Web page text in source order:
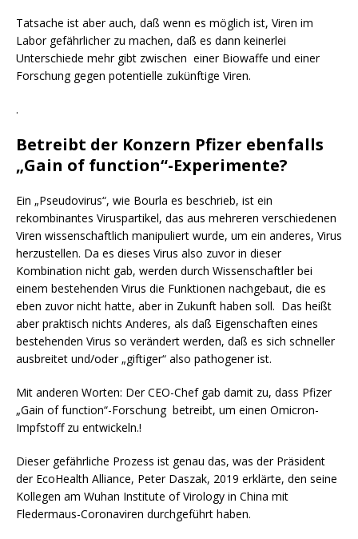
Tatsache ist aber auch, daß wenn es möglich ist, Viren im
Labor gefährlicher zu machen, daß es dann keinerlei
Unterschiede mehr gibt zwischen einer Biowaffe und einer
Forschung gegen potentielle zukünftige Viren.
.
Betreibt der Konzern Pfizer ebenfalls
„Gain of function“-Experimente?
Ein „Pseudovirus“, wie Bourla es beschrieb, ist ein
rekombinantes Viruspartikel, das aus mehreren verschiedenen
Viren wissenschaftlich manipuliert wurde, um ein anderes, Virus
herzustellen. Da es dieses Virus also zuvor in dieser
Kombination nicht gab, werden durch Wissenschaftler bei
einem bestehenden Virus die Funktionen nachgebaut, die es
eben zuvor nicht hatte, aber in Zukunft haben soll. Das heißt
aber praktisch nichts Anderes, als daß Eigenschaften eines
bestehenden Virus so verändert werden, daß es sich schneller
ausbreitet und/oder „giftiger“ also pathogener ist.
Mit anderen Worten: Der CEO-Chef gab damit zu, dass Pfizer
„Gain of function“-Forschung betreibt, um einen Omicron-
Impfstoff zu entwickeln.!
Dieser gefährliche Prozess ist genau das, was der Präsident
der EcoHealth Alliance, Peter Daszak, 2019 erklärte, den seine
Kollegen am Wuhan Institute of Virology in China mit
Fledermaus-Coronaviren durchgeführt haben.